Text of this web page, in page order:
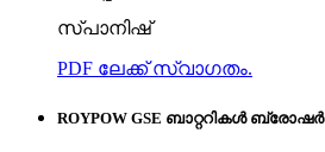
സ്പാനിഷ്
PDF ലേക്ക് സ്വാഗതം.
ROYPOW GSE ബാറ്ററികൾ ബ്രോഷർ